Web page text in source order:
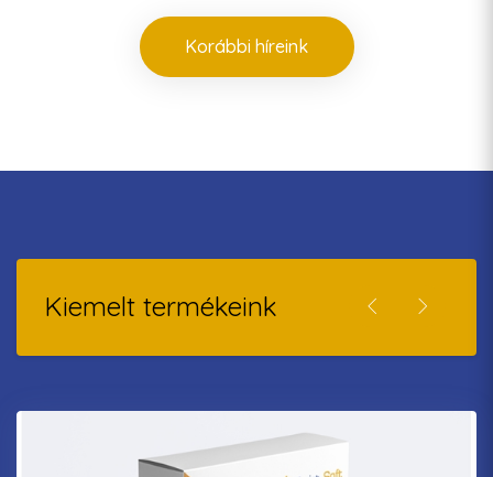
Korábbi híreink
Kiemelt termékeink